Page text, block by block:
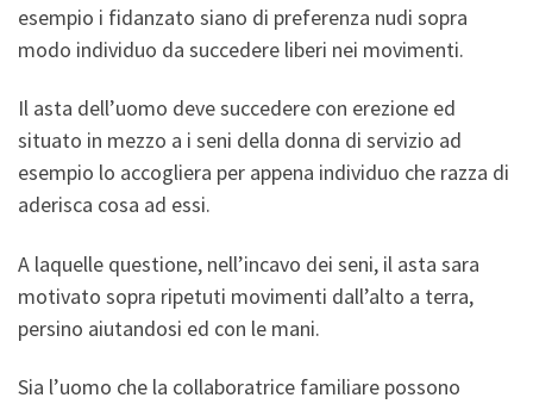
esempio i fidanzato siano di preferenza nudi sopra
modo individuo da succedere liberi nei movimenti.
Il asta dell’uomo deve succedere con erezione ed
situato in mezzo a i seni della donna di servizio ad
esempio lo accogliera per appena individuo che razza di
aderisca cosa ad essi.
A laquelle questione, nell’incavo dei seni, il asta sara
motivato sopra ripetuti movimenti dall’alto a terra,
persino aiutandosi ed con le mani.
Sia l’uomo che la collaboratrice familiare possono